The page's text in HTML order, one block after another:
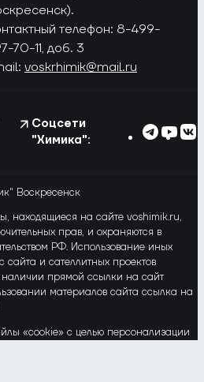
телефон: 8-499-
70-11, доб. 3
voskrhimik@mail.ru
Соцсети
"Химика":
Воскресенск
находящиеся на сайте voshimik.ru,
прав, и охраняются в
РФ. Использование иных
сайта и сателлитных проектов
наличии прямой ссылки на сайт
материалов сайта ссылка на
«cookie» с целью персонализации